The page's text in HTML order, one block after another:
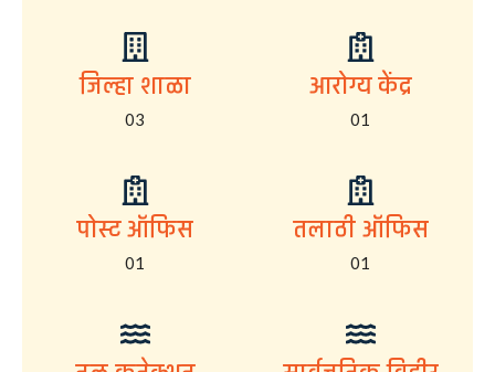
जिल्हा शाळा
03
आरोग्य केंद्र
01
पोस्ट ऑफिस
01
तलाठी ऑफिस
01